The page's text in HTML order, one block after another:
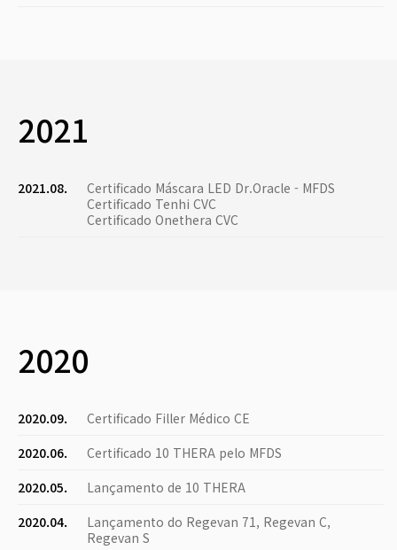
2021
2021.08.
Certificado Máscara LED Dr.Oracle - MFDS
Certificado Tenhi CVC
Certificado Onethera CVC
2020
2020.09.
Certificado Filler Médico CE
2020.06.
Certificado 10 THERA pelo MFDS
2020.05.
Lançamento de 10 THERA
2020.04.
Lançamento do Regevan 71, Regevan C,
Regevan S